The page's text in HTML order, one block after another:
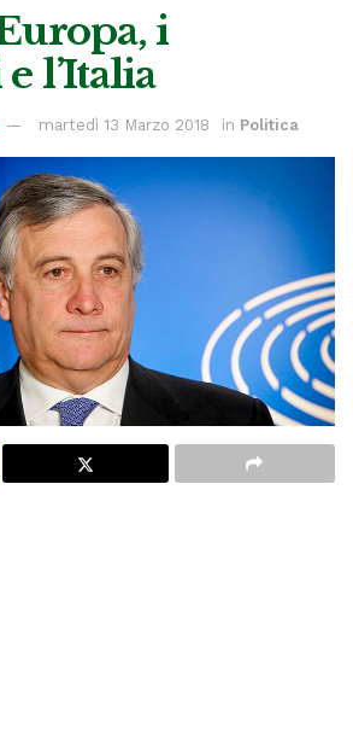
i
l’Italia
martedì 13 Marzo 2018 in Politica